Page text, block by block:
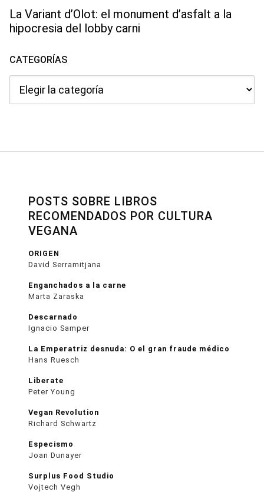
La Variant d’Olot: el monument d’asfalt a la
hipocresia del lobby carni
CATEGORÍAS
POSTS SOBRE LIBROS
RECOMENDADOS POR CULTURA
VEGANA
ORIGEN
David Serramitjana
Enganchados a la carne
Marta Zaraska
Descarnado
Ignacio Samper
La Emperatriz desnuda: O el gran fraude médico
Hans Ruesch
Liberate
Peter Young
Vegan Revolution
Richard Schwartz
Especismo
Joan Dunayer
Surplus Food Studio
Vojtech Vegh